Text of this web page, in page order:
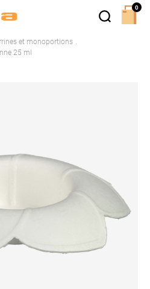
et monoportions
25 ml
0